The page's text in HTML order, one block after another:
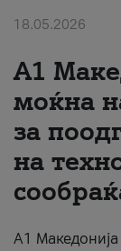
18.05.2026
A1
моќна
за
на
A1